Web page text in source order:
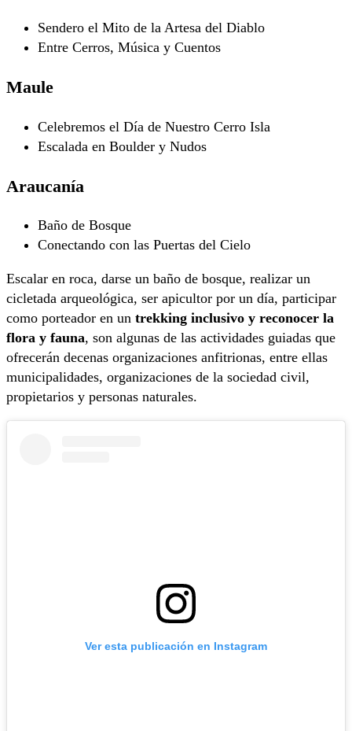
Sendero el Mito de la Artesa del Diablo
Entre Cerros, Música y Cuentos
Maule
Celebremos el Día de Nuestro Cerro Isla
Escalada en Boulder y Nudos
Araucanía
Baño de Bosque
Conectando con las Puertas del Cielo
Escalar en roca, darse un baño de bosque, realizar un
cicletada arqueológica, ser apicultor por un día, participar
como porteador en un trekking inclusivo y reconocer la
flora y fauna, son algunas de las actividades guiadas que
ofrecerán decenas organizaciones anfitrionas, entre ellas
municipalidades, organizaciones de la sociedad civil,
propietarios y personas naturales.
Ver esta publicación en Instagram